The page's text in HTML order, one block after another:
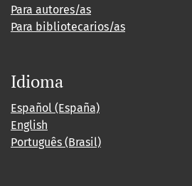
Para autores/as
Para bibliotecarios/as
Idioma
Español (España)
English
Português (Brasil)